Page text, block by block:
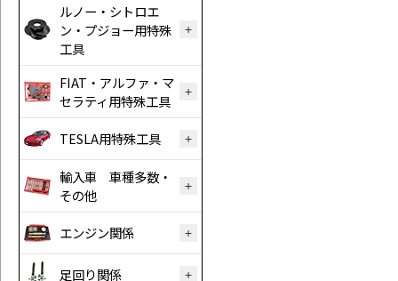
ルノー・シトロエ
ン・プジョー用特殊
工具
FIAT・アルファ・マ
セラティ用特殊工具
TESLA用特殊工具
輸入車 車種多数・
その他
エンジン関係
足回り関係